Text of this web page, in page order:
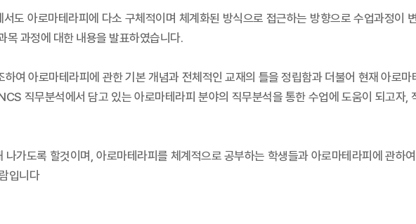
도 아로마테라피에 다소 구체적이며 체계화된 방식으로 접근하는 방향으로 수업과정이
과정에 대한 내용을 발표하였습니다.
여 아로마테라피에 관한 기본 개념과 전체적인 교재의 틀을 정립함과 더불어 현재 아로
직무분석에서 담고 있는 아로마테라피 분야의 직무분석을 통한 수업에 도움이 되고자,
가도록 할것이며, 아로마테라피를 체계적으로 공부하는 학생들과 아로마테라피에 관하
입니다